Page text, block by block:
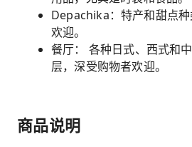
Depachika：特产和甜点
欢迎。
餐厅： 各种日式、西式和
层，深受购物者欢迎。
商品说明